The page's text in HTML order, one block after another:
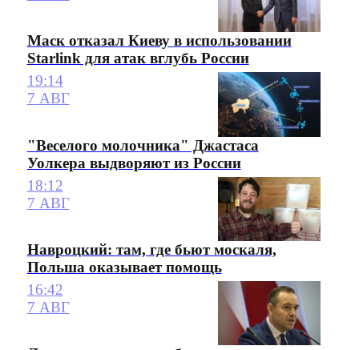
Маск отказал Киеву в использовании
Starlink для атак вглубь России
19:14
7 АВГ
"Веселого молочника" Джастаса
Уолкера выдворяют из России
18:12
7 АВГ
Навроцкий: там, где бьют москаля,
Польша оказывает помощь
16:42
7 АВГ